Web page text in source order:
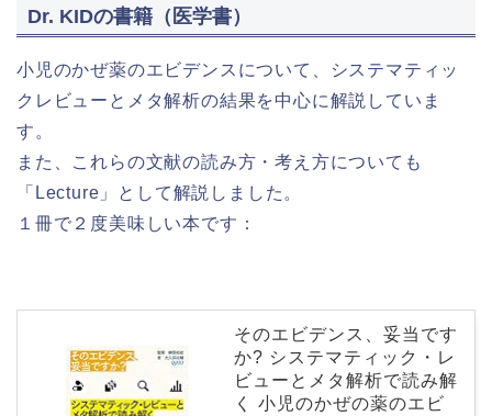
Dr. KIDの書籍（医学書）
小児のかぜ薬のエビデンスについて、システマティッ
クレビューとメタ解析の結果を中心に解説していま
す。
また、これらの文献の読み方・考え方についても
「Lecture」として解説しました。
１冊で２度美味しい本です：
そのエビデンス、妥当です
か? システマティック・レ
ビューとメタ解析で読み解
く 小児のかぜの薬のエビ